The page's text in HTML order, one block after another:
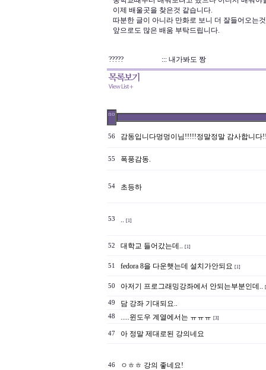
이제 배울곳을 찾은것 같습니다.
따분한 글이 아니라 만화로 보니 더 잘들어오는
앞으로도 많은 배움 부탁드립니다.
????? ::: 내가봐도 짱
no
56 감동입니다멍멍이님!!!!!정말정말 감사합니
55 폭풍감동.
54 초등하
53 .. [1]
52 대학교 들어갔는데.. [1]
51 fedora 8을 다운햇는데 설치가안되요 [1]
50 아저기 프로그래밍강좌에서 안되는부분인데..
49 담 강좌 기대되요..
48 .....윈도우 계열에서는 ㅠㅠㅠ [3]
47 아 정말 제대로된 강의네요
46 ㅇㅎㅎ 강의 좋네요!